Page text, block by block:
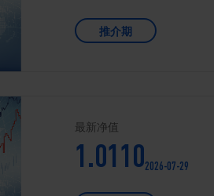
推介期
最新净值
1.01102026-07-29